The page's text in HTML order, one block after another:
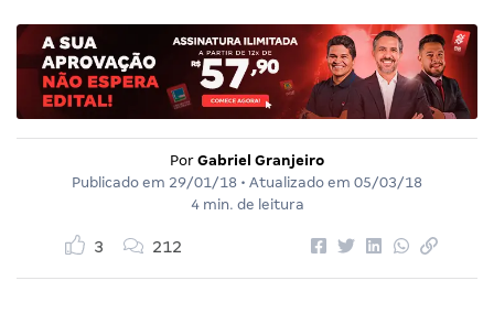
Por Gabriel Granjeiro
Publicado em 29/01/18 • Atualizado em 05/03/18
4 min. de leitura
3 212